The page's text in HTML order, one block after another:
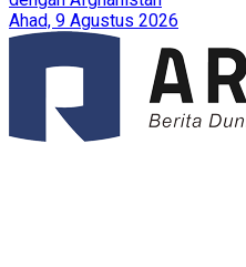
Ahad, 9 Agustus 2026